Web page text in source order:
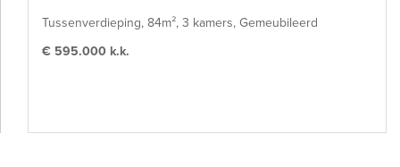
Tussenverdieping, 84m², 3 kamers, Gemeubileerd
€ 595.000 k.k.